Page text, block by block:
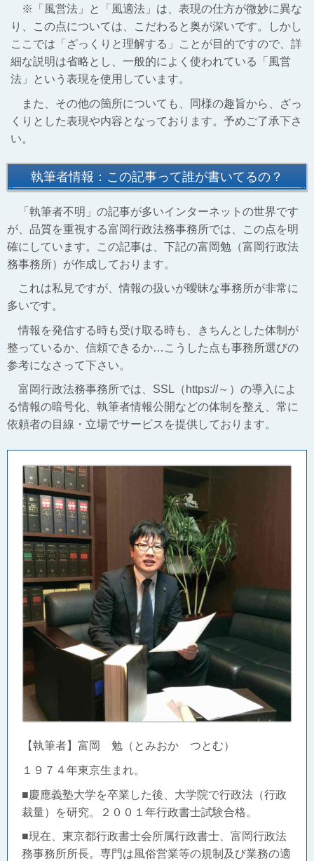
※「風営法」と「風適法」は、表現の仕方が微妙に異な
り、この点については、こだわると奥が深いです。しかし
ここでは「ざっくりと理解する」ことが目的ですので、詳
細な説明は省略とし、一般的によく使われている「風営
法」という表現を使用しています。
また、その他の箇所についても、同様の趣旨から、ざっ
くりとした表現や内容となっております。予めご了承下さ
い。
執筆者情報：この記事って誰が書いてるの？
「執筆者不明」の記事が多いインターネットの世界です
が、品質を重視する富岡行政法務事務所では、この点を明
確にしています。この記事は、下記の富岡勉（富岡行政法
務事務所）が作成しております。
これは私見ですが、情報の扱いが曖昧な事務所が非常に
多いです。
情報を発信する時も受け取る時も、きちんとした体制が
整っているか、信頼できるか…こうした点も事務所選びの
参考になさって下さい。
富岡行政法務事務所では、SSL（https://～）の導入によ
る情報の暗号化、執筆者情報公開などの体制を整え、常に
依頼者の目線・立場でサービスを提供しております。
【執筆者】富岡 勉（とみおか つとむ）
１９７４年東京生まれ。
■慶應義塾大学を卒業した後、大学院で行政法（行政
裁量）を研究。２００１年行政書士試験合格。
■現在、東京都行政書士会所属行政書士、富岡行政法
務事務所所長。 専門は風俗営業等の規制及び業務の適